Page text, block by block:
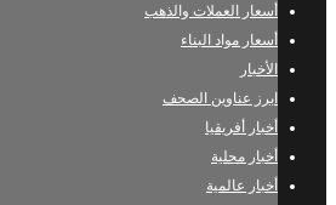
أسعار العملات والذهب
أسعار مواد البناء
الأخبار
ابرز عناوين الصحف
أخبار أفريقيا
أخبار محلية
أخبار عالمية